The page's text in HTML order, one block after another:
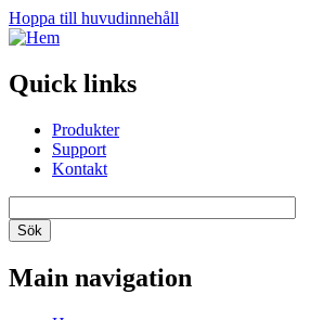
Hoppa till huvudinnehåll
Quick links
Produkter
Support
Kontakt
Main navigation